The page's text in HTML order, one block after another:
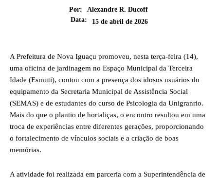
Por:
Alexandre R. Ducoff
Data:
15 de abril de 2026
A Prefeitura de Nova Iguaçu promoveu, nesta terça-feira (14),
uma oficina de jardinagem no Espaço Municipal da Terceira
Idade (Esmuti), contou com a presença dos idosos usuários do
equipamento da Secretaria Municipal de Assistência Social
(SEMAS) e de estudantes do curso de Psicologia da Unigranrio.
Mais do que o plantio de hortaliças, o encontro resultou em uma
troca de experiências entre diferentes gerações, proporcionando
o fortalecimento de vínculos sociais e a criação de boas
memórias.
A atividade foi realizada em parceria com a Superintendência de